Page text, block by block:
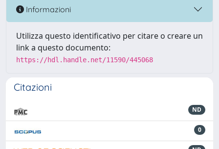
Informazioni
Utilizza questo identificativo per citare o creare un
link a questo documento:
https://hdl.handle.net/11590/445068
Citazioni
ND
0